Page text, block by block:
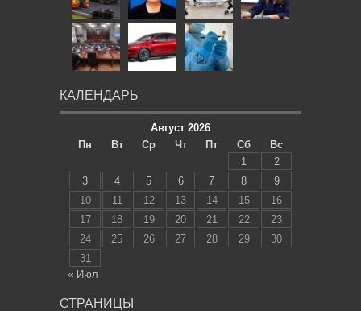
КАЛЕНДАРЬ
Август 2026
Пн
Вт Ср Чт Пт Сб
Вс
1
2
3
4 5 6 7 8
9
10
11 12 13 14 15
16
17
18 19 20 21 22
23
24
25 26 27 28 29
30
31
« Июл
СТРАНИЦЫ